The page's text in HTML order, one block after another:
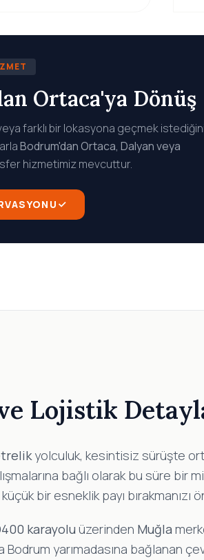
Ortaca'ya Dönüş
farklı bir lokasyona geçmek
Bodrum'dan Ortaca, Dalyan veya
hizmetimiz mevcuttur.
Lojistik
yolculuk, kesintisiz sürüşte
bağlı olarak bu süre bir
bir esneklik payı bırakmanızı
karayolu üzerinden Muğla
yarımadasına bağlanan